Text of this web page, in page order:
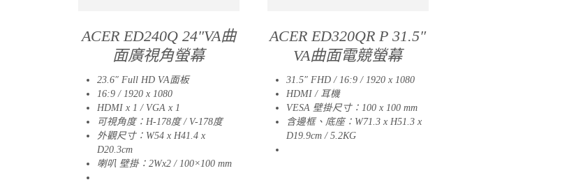
ACER ED240Q 24″VA曲
面廣視角螢幕
23.6″ Full HD VA面板
16:9 / 1920 x 1080
HDMI x 1 / VGA x 1
可視角度：H-178度 / V-178度
外觀尺寸：W54 x H41.4 x
D20.3cm
喇叭 壁掛：2Wx2 / 100×100 mm
ACER ED320QR P 31.5″
VA曲面電競螢幕
31.5″ FHD / 16:9 / 1920 x 1080
HDMI / 耳機
VESA 壁掛尺寸：100 x 100 mm
含邊框、底座：W71.3 x H51.3 x
D19.9cm / 5.2KG